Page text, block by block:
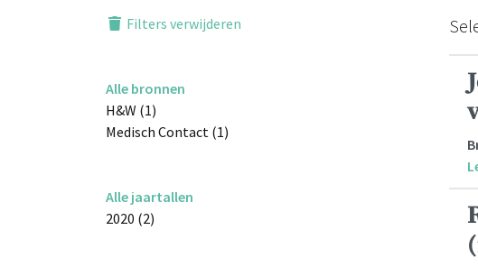
Filters verwijderen
Alle bronnen
H&W (1)
Medisch Contact (1)
Alle jaartallen
2020 (2)